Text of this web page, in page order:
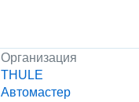
Организация
THULE
Автомастер